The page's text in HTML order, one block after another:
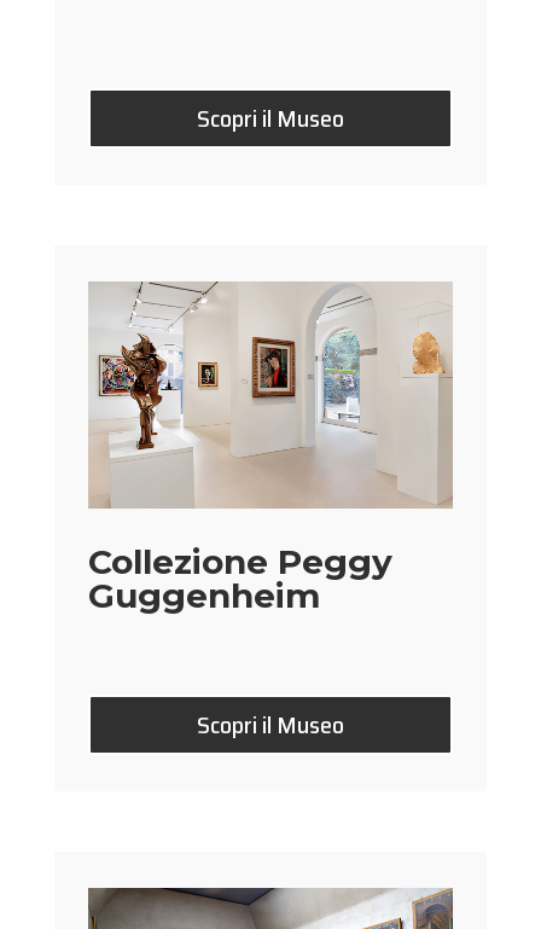
Scopri il Museo
Collezione Peggy
Guggenheim
Scopri il Museo